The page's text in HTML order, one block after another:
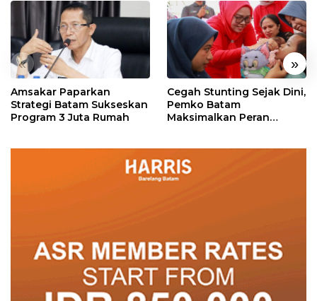
« »
Amsakar Paparkan
Strategi Batam Sukseskan
Program 3 Juta Rumah
Cegah Stunting Sejak Dini,
Pemko Batam
Maksimalkan Peran